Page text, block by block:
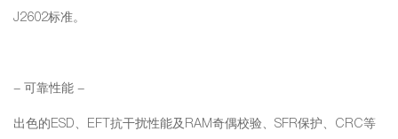
J2602标准。
- 可靠性能 -
出色的ESD、EFT抗干扰性能及RAM奇偶校验、SFR保护、CRC等